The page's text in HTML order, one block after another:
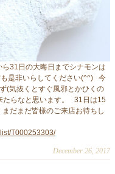
31日の大晦日までシナモンは
是非いらしてください(^^) 今
(気抜くとすぐ風邪とかひくの
らなと思います。 31日は15
だまだ皆様のご来店お待ちし
T000253303/
December 26, 2017